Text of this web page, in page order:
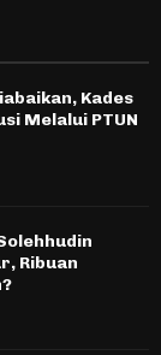
Kades
Melalui PTUN
Ribuan